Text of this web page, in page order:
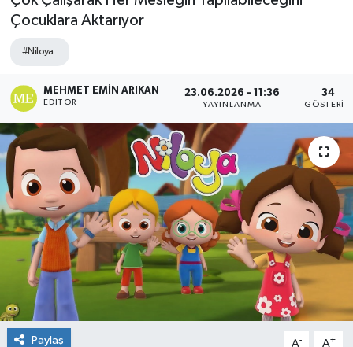
Çocuklara Aktarıyor
#Niloya
MEHMET EMIN ARIKAN
EDITÖR
23.06.2026 - 11:36
YAYINLANMA
34
GÖSTERIM
Paylaş A- A+